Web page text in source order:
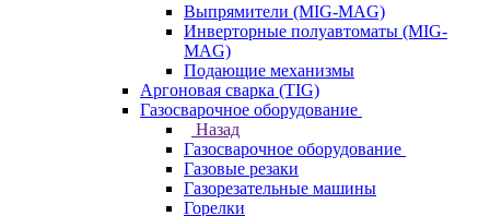
Выпрямители (MIG-MAG)
Инверторные полуавтоматы (MIG-
MAG)
Подающие механизмы
Аргоновая сварка (TIG)
Газосварочное оборудование
Назад
Газосварочное оборудование
Газовые резаки
Газорезательные машины
Горелки